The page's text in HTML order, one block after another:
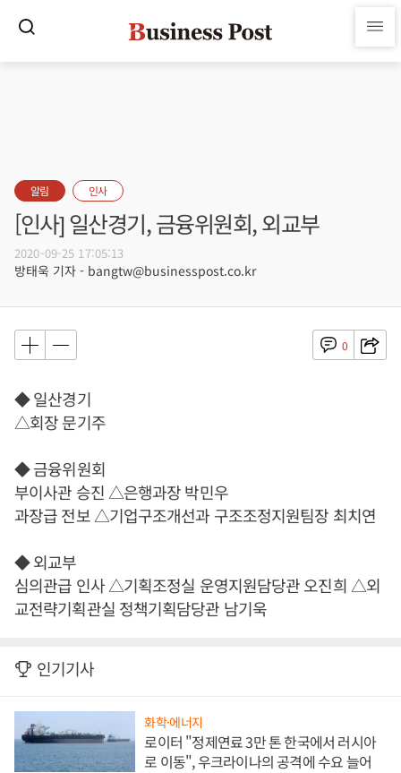
알림 인사
[인사] 일산경기, 금융위원회, 외교부
2020-09-25 17:05:13
방태욱 기자 - bangtw@businesspost.co.kr
0
◆ 일산경기
△회장 문기주
◆ 금융위원회
부이사관 승진 △은행과장 박민우
과장급 전보 △기업구조개선과 구조조정지원팀장 최치연
◆ 외교부
심의관급 인사 △기획조정실 운영지원담당관 오진희 △외
교전략기획관실 정책기획담당관 남기욱
인기기사
화학·에너지
로이터 "정제연료 3만 톤 한국에서 러시아
로 이동", 우크라이나의 공격에 수요 늘어